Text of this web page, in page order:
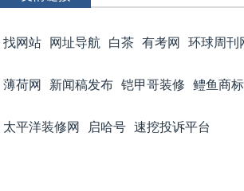
找网站 网址导航 白茶 有考网 环球周刊
薄荷网 新闻稿发布 铠甲哥装修 鳢鱼商
太平洋装修网 启哈号 速挖投诉平台